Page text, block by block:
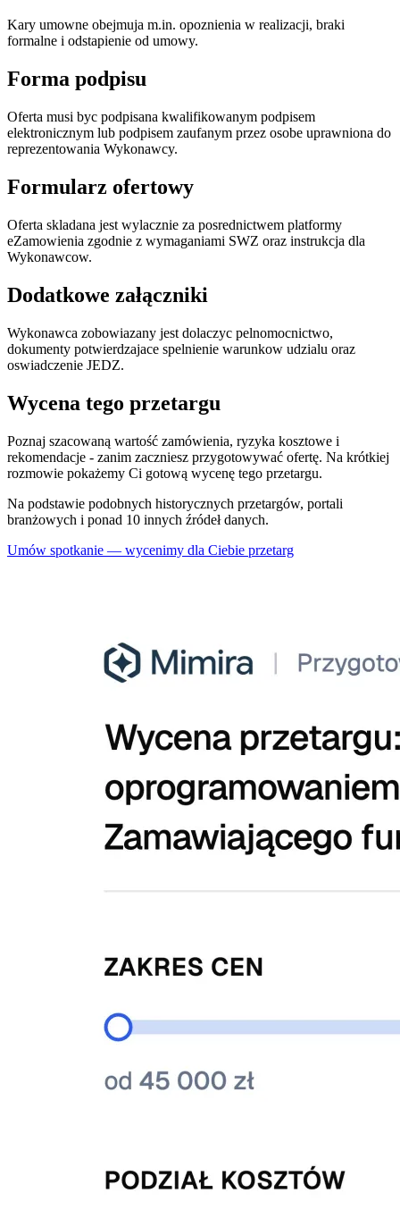
Kary umowne obejmuja m.in. opoznienia w realizacji, braki
formalne i odstapienie od umowy.
Forma podpisu
Oferta musi byc podpisana kwalifikowanym podpisem
elektronicznym lub podpisem zaufanym przez osobe uprawniona do
reprezentowania Wykonawcy.
Formularz ofertowy
Oferta skladana jest wylacznie za posrednictwem platformy
eZamowienia zgodnie z wymaganiami SWZ oraz instrukcja dla
Wykonawcow.
Dodatkowe załączniki
Wykonawca zobowiazany jest dolaczyc pelnomocnictwo,
dokumenty potwierdzajace spelnienie warunkow udzialu oraz
oswiadczenie JEDZ.
Wycena tego przetargu
Poznaj szacowaną wartość zamówienia, ryzyka kosztowe i
rekomendacje - zanim zaczniesz przygotowywać ofertę. Na krótkiej
rozmowie pokażemy Ci gotową wycenę tego przetargu.
Na podstawie podobnych historycznych przetargów, portali
branżowych i ponad 10 innych źródeł danych.
Umów spotkanie — wycenimy dla Ciebie przetarg